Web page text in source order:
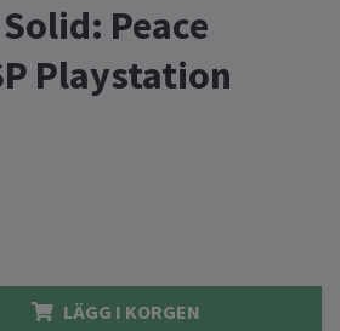
Peace
Playstation
LÄGG I KORGEN